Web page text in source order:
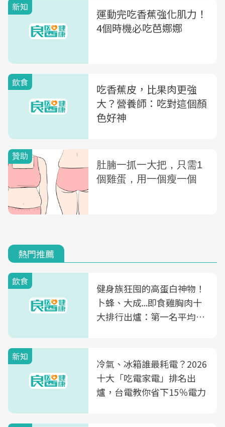
新知
運動完吃香蕉強化肌力！
4個時機必吃芭娜娜
飲食
吃香蕉皮，比果肉更強
大？營養師：吃對這個顏
色好神
熱門推薦
飲食
健身族狂囤的高蛋白神物！
卜蜂、大成...即食雞胸肉十
大排行出爐：第一名平均一
新知
冷氣、冰箱誰最耗電？2026
十大「吃電家電」排名出
爐，台電教你省下15％電力